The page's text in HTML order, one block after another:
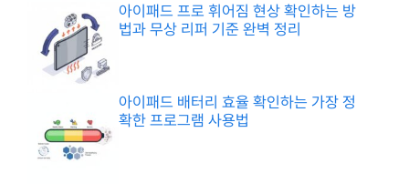
아이패드 프로 휘어짐 현상 확인하는 방
법과 무상 리퍼 기준 완벽 정리
아이패드 배터리 효율 확인하는 가장 정
확한 프로그램 사용법